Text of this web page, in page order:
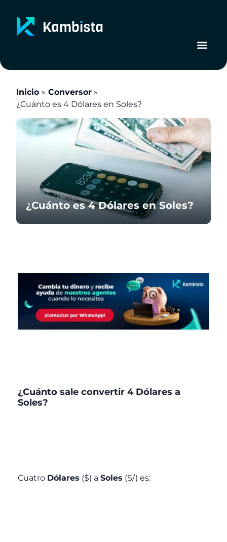
contenido
Inicio
Conversor
¿Cuánto es 4 Dólares en Soles?
¿Cuánto es 4 Dólares en Soles?
¿Cuánto sale convertir 4 Dólares a
Soles?
Cuatro Dólares ($) a Soles (S/) es: